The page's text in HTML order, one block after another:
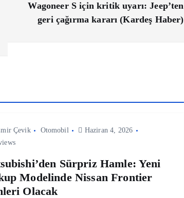
Wagoneer S için kritik uyarı: Jeep’ten
geri çağırma kararı (Kardeş Haber)
Çevik Otomobil
Haziran 4, 2026
Sürpriz Hamle: Yeni
Modelinde Nissan Frontier
Olacak